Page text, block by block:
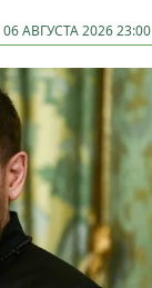
06 АВГУСТА 2026 23:00